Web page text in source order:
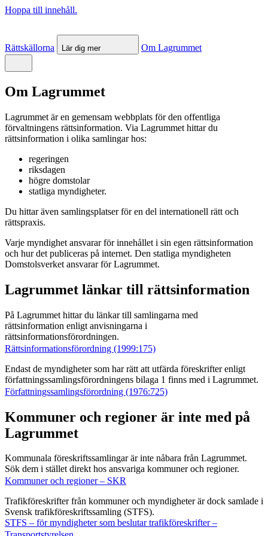
Hoppa till innehåll.
Rättskällorna Lär dig mer Om Lagrummet
Om Lagrummet
Lagrummet är en gemensam webbplats för den offentliga
förvaltningens rättsinformation. Via Lagrummet hittar du
rättsinformation i olika samlingar hos:
regeringen
riksdagen
högre domstolar
statliga myndigheter.
Du hittar även samlingsplatser för en del internationell rätt och
rättspraxis.
Varje myndighet ansvarar för innehållet i sin egen rättsinformation
och hur det publiceras på internet. Den statliga myndigheten
Domstolsverket ansvarar för Lagrummet.
Lagrummet länkar till rättsinformation
På Lagrummet hittar du länkar till samlingarna med
rättsinformation enligt anvisningarna i
rättsinformationsförordningen.
Rättsinformationsförordning (1999:175)
Endast de myndigheter som har rätt att utfärda föreskrifter enligt
författningssamlingsförordningens bilaga 1 finns med i Lagrummet.
Författningssamlingsförordning (1976:725)
Kommuner och regioner är inte med på
Lagrummet
Kommunala föreskriftssamlingar är inte nåbara från Lagrummet.
Sök dem i stället direkt hos ansvariga kommuner och regioner.
Kommuner och regioner – SKR
Trafikföreskrifter från kommuner och myndigheter är dock samlade i
Svensk trafikföreskriftssamling (STFS).
STFS – för myndigheter som beslutar trafikföreskrifter –